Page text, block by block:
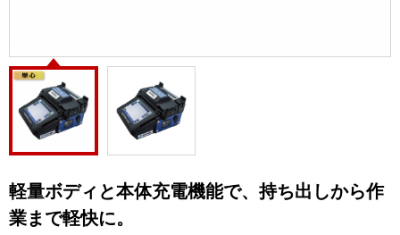
軽量ボディと本体充電機能で、持ち出しから作
業まで軽快に。